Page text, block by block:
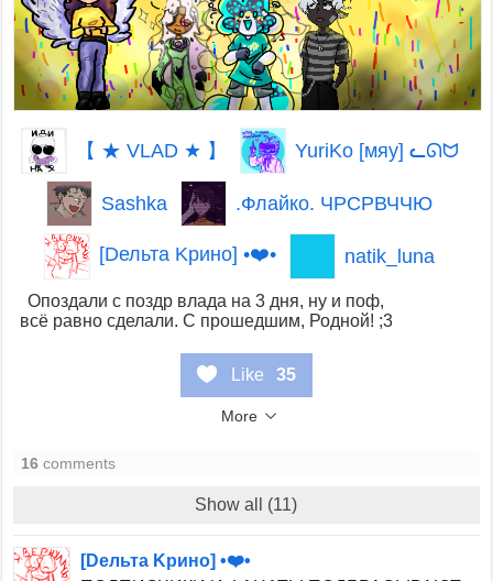
【 ★ VLAD ★ 】 YuriKo [мяу] ᓚᘏᗢ
Sashka .Флайко. ЧРСРВЧЧЮ
[Dельтa Kринo] •❤️• natik_luna
Опоздали с поздр влада на 3 дня, ну и поф,
всё равно сделали. С прошедшим, Родной! ;3
Like 35
More
16 comments
Show all (11)
[Dельтa Kринo] •❤️•